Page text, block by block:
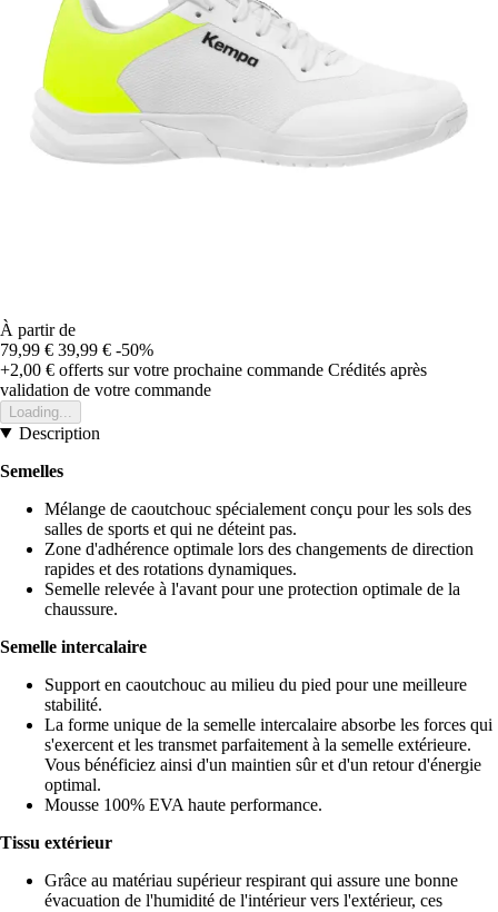
À partir de
79,99 € 39,99 € -50%
+2,00 € offerts sur votre prochaine commande Crédités après
validation de votre commande
Loading...
Description
Semelles
Mélange de caoutchouc spécialement conçu pour les sols des
salles de sports et qui ne déteint pas.
Zone d'adhérence optimale lors des changements de direction
rapides et des rotations dynamiques.
Semelle relevée à l'avant pour une protection optimale de la
chaussure.
Semelle intercalaire
Support en caoutchouc au milieu du pied pour une meilleure
stabilité.
La forme unique de la semelle intercalaire absorbe les forces qui
s'exercent et les transmet parfaitement à la semelle extérieure.
Vous bénéficiez ainsi d'un maintien sûr et d'un retour d'énergie
optimal.
Mousse 100% EVA haute performance.
Tissu extérieur
Grâce au matériau supérieur respirant qui assure une bonne
évacuation de l'humidité de l'intérieur vers l'extérieur, ces